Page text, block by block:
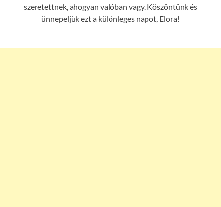
szeretettnek, ahogyan valóban vagy. Köszöntünk és
ünnepeljük ezt a különleges napot, Elora!